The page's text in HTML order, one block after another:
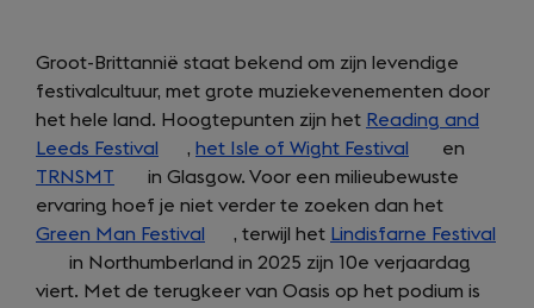
Groot-Brittannië staat bekend om zijn levendige
festivalcultuur, met grote muziekevenementen door
het hele land. Hoogtepunten zijn het Reading and
Leeds Festival (opens
in
a
new
tab)
, het Isle of Wight Festival (opens
in
a
new
tab)
en
TRNSMT (opens
in
a
new
tab)
in Glasgow. Voor een milieubewuste
ervaring hoef je niet verder te zoeken dan het
Green Man Festival (opens
in
a
, terwijl het Lindisfarne Festival
in Northumberland in 2025 zijn 10e verjaardag
viert. Met de terugkeer van Oasis op het podium is